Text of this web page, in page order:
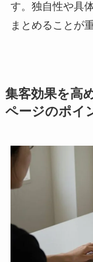
す。独自性や具
まとめることが
集客効果を高
ページのポイ